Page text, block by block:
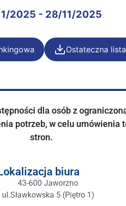
2025 - 28/11/2025
Ostateczna
dla osób z
potrzeb, w celu
stron.
biura
43-600 Jaworzno
ul.Sławkowska 5 (Piętro 1)